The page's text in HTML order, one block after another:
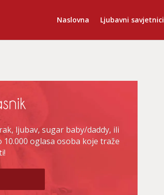
Naslovna Ljubavni savjetnici
ljubav, sugar baby/daddy, ili
oglasa osoba koje traže